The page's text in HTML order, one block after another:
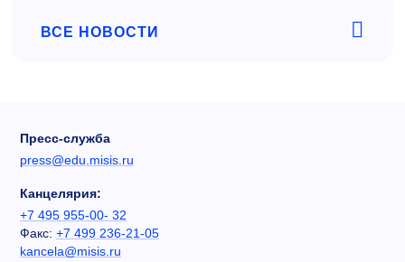
ВСЕ НОВОСТИ
Пресс-служба
press@edu.misis.ru
Канцелярия:
+7 495 955-00- 32
Факс: +7 499 236-21-05
kancela@misis.ru